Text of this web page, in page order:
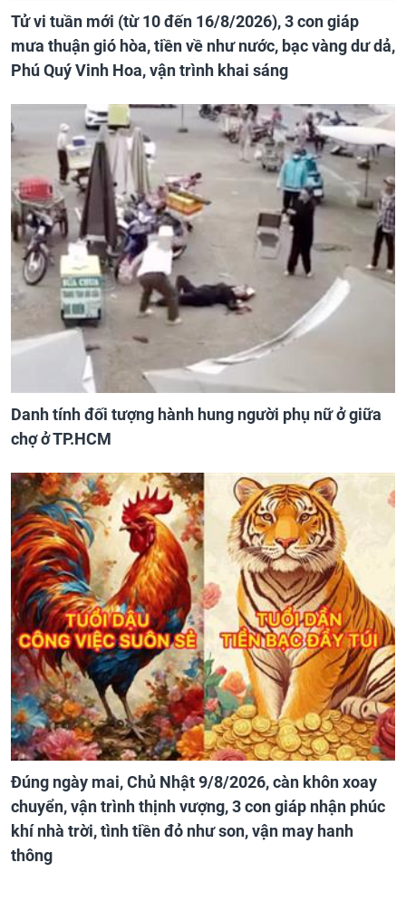
Tử vi tuần mới (từ 10 đến 16/8/2026), 3 con giáp
mưa thuận gió hòa, tiền về như nước, bạc vàng dư dả,
Phú Quý Vinh Hoa, vận trình khai sáng
Danh tính đối tượng hành hung người phụ nữ ở giữa
chợ ở TP.HCM
Đúng ngày mai, Chủ Nhật 9/8/2026, càn khôn xoay
chuyển, vận trình thịnh vượng, 3 con giáp nhận phúc
khí nhà trời, tình tiền đỏ như son, vận may hanh
thông